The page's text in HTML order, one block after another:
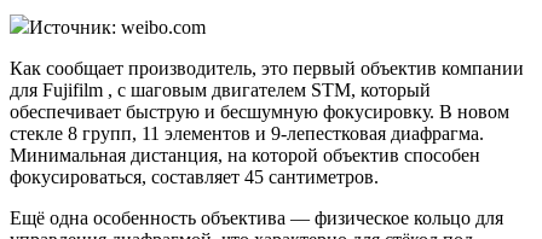
Источник: weibo.com
Как сообщает производитель, это первый объектив компании
для Fujifilm , с шаговым двигателем STM, который
обеспечивает быструю и бесшумную фокусировку. В новом
стекле 8 групп, 11 элементов и 9-лепестковая диафрагма.
Минимальная дистанция, на которой объектив способен
фокусироваться, составляет 45 сантиметров.
Ещё одна особенность объектива — физическое кольцо для